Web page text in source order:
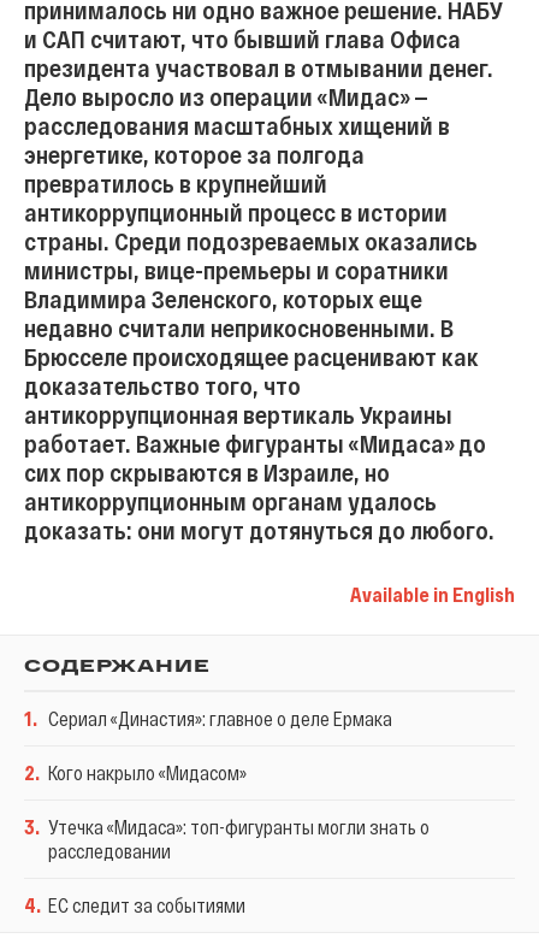
принималось ни одно важное решение. НАБУ
и САП считают, что бывший глава Офиса
президента участвовал в отмывании денег.
Дело выросло из операции «Мидас» —
расследования масштабных хищений в
энергетике, которое за полгода
превратилось в крупнейший
антикоррупционный процесс в истории
страны. Среди подозреваемых оказались
министры, вице-премьеры и соратники
Владимира Зеленского, которых еще
недавно считали неприкосновенными. В
Брюсселе происходящее расценивают как
доказательство того, что
антикоррупционная вертикаль Украины
работает. Важные фигуранты «Мидаса» до
сих пор скрываются в Израиле, но
антикоррупционным органам удалось
доказать: они могут дотянуться до любого.
Available in English
СОДЕРЖАНИЕ
1. Сериал «Династия»: главное о деле Ермака
2. Кого накрыло «Мидасом»
3. Утечка «Мидаса»: топ-фигуранты могли знать о
расследовании
4. ЕС следит за событиями